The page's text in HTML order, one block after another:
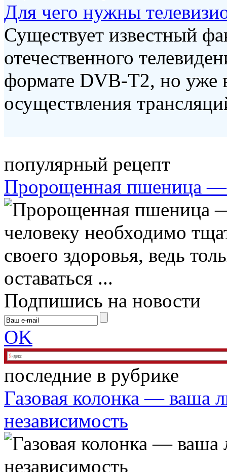
Для чего нужны
Существует известный
отечественного
формате DVB-T2, но уже
осуществления
популярный рецепт
Пророщенная пшеница —
человеку необходимо
своего здоровья, ведь
оставаться ...
Подпишись на новости
OK
последние в рубрике
Газовая колонка — ваша
независимость